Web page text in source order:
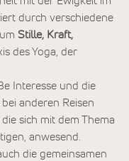
durch verschiedene
Stille, Kraft,
des Yoga, der
Interesse und die
anderen Reisen
sich mit dem Thema
anwesend.
die gemeinsamen